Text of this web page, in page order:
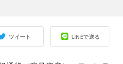
ツイート LINEで送る